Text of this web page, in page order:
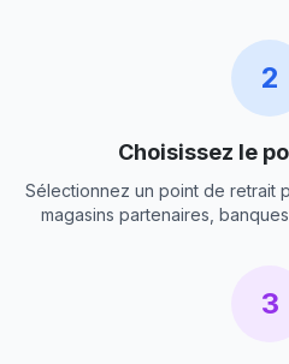
2
Choisissez le
Sélectionnez un point de retrait
magasins partenaires,
3